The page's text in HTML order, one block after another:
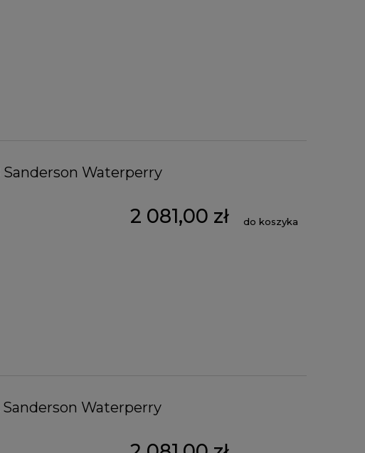
Sanderson Waterperry
2 081,00 zł do koszyka
Sanderson Waterperry